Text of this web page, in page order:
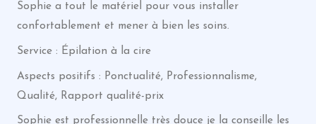
Sophie a tout le matériel pour vous installer
confortablement et mener à bien les soins.
Service : Épilation à la cire
Aspects positifs : Ponctualité, Professionnalisme,
Qualité, Rapport qualité-prix
Sophie est professionnelle très douce je la conseille les